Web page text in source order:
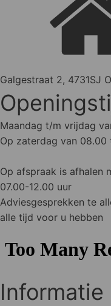
Galgestraat 2, 4731SJ
Maandag t/m vrijdag
Op zaterdag van 08.00
Op afspraak is afhalen
07.00-12.00 uur
Adviesgesprekken te
alle tijd voor u hebben
Informatie